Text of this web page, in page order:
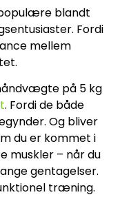
blandt
Fordi
mellem
på 5 kg
. Fordi de både
Og bliver
du er kommet i
muskler – når du
gentagelser.
træning.